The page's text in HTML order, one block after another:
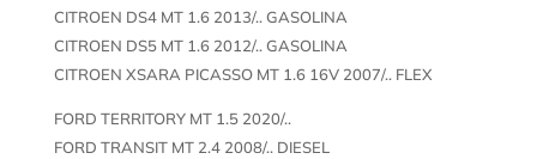
CITROEN DS4 MT 1.6 2013/.. GASOLINA
CITROEN DS5 MT 1.6 2012/.. GASOLINA
CITROEN XSARA PICASSO MT 1.6 16V 2007/.. FLEX
FORD TERRITORY MT 1.5 2020/..
FORD TRANSIT MT 2.4 2008/.. DIESEL